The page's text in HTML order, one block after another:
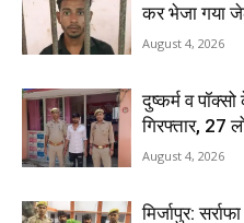
कर भेजा गया
August 4, 2026
दुष्कर्म व
गिरफ्तार, 27
August 4, 2026
मिर्जापुर: